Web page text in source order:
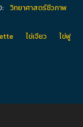
วิทยาศาสตร์ชีวภาพ
ไข่เจียว ไข่ฟู